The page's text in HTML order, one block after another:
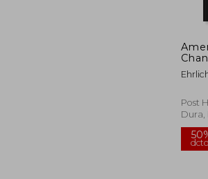
Post
Dura,